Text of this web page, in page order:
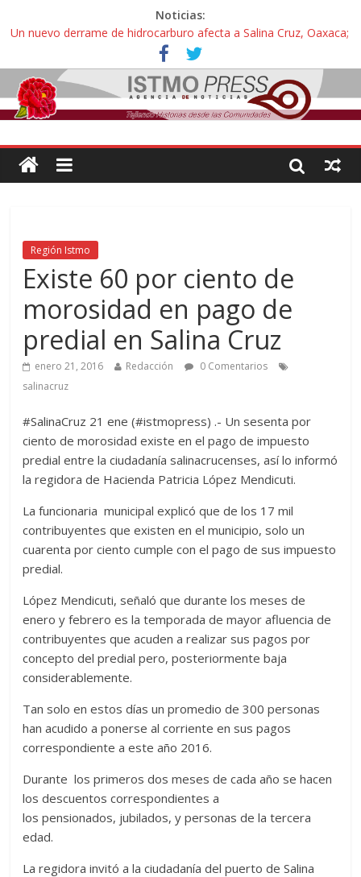
Noticias:
Un nuevo derrame de hidrocarburo afecta a Salina Cruz, Oaxaca;
ahora pescadores de Salinas del Marqués denuncian daños de
Pemex
Ángel, el joven autista expulsado por la Universidad Bienestar de
Ixtepec, Oaxaca vuelve a las aulas tras amparo
Familiares de periodista Alejandro Leyva se reúnen con titular de
intelectuales de su asesinato
Alertan pescadores de Juchitán, Oaxaca de nuevo despojo de su
Región Istmo
Existe 60 por ciento de
morosidad en pago de
predial en Salina Cruz
enero 21, 2016 Redacción
0 Comentarios
salinacruz
#SalinaCruz 21 ene (#istmopress) .- Un sesenta por
ciento de morosidad existe en el pago de impuesto
predial entre la ciudadanía salinacrucenses, así lo informó
la regidora de Hacienda Patricia López Mendicuti.
La funcionaria municipal explicó que de los 17 mil
contribuyentes que existen en el municipio, solo un
cuarenta por ciento cumple con el pago de sus impuesto
predial.
López Mendicuti, señaló que durante los meses de
enero y febrero es la temporada de mayor afluencia de
contribuyentes que acuden a realizar sus pagos por
concepto del predial pero, posteriormente baja
considerablemente.
Tan solo en estos días un promedio de 300 personas
han acudido a ponerse al corriente en sus pagos
correspondiente a este año 2016.
Durante los primeros dos meses de cada año se hacen
los descuentos correspondientes a
los pensionados, jubilados, y personas de la tercera
edad.
La regidora invitó a la ciudadanía del puerto de Salina